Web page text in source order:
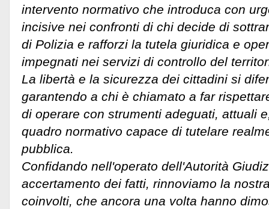
intervento normativo che introduca con
incisive nei confronti di chi decide di
di Polizia e rafforzi la tutela giuridica e
impegnati nei servizi di controllo del
La libertà e la sicurezza dei cittadini si
garantendo a chi è chiamato a far
di operare con strumenti adeguati, attuali
quadro normativo capace di tutelare
pubblica.
Confidando nell'operato dell'Autorità
accertamento dei fatti, rinnoviamo la
coinvolti, che ancora una volta hanno